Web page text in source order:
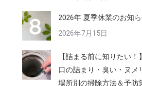
2026年 夏季休業のお知
2026年7月15日
【詰まる前に知りたい
口の詰まり・臭い・ヌメ
場所別の掃除方法＆予防